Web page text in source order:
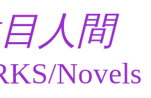
人間
Novels